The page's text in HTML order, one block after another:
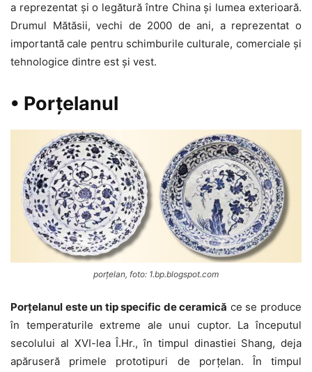
a reprezentat și o legătură între China și lumea exterioară.
Drumul Mătăsii, vechi de 2000 de ani, a reprezentat o
importantă cale pentru schimburile culturale, comerciale și
tehnologice dintre est și vest.
• Porțelanul
porțelan, foto: 1.bp.blogspot.com
Porțelanul este un tip specific de ceramică ce se produce
în temperaturile extreme ale unui cuptor. La începutul
secolului al XVI-lea Î.Hr., în timpul dinastiei Shang, deja
apăruseră primele prototipuri de porțelan. În timpul